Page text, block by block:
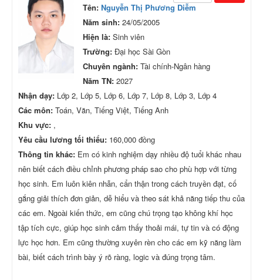
Tên: Nguyễn Thị Phương Diễm
Năm sinh: 24/05/2005
Hiện là: Sinh viên
Trường: Đại học Sài Gòn
Chuyên ngành: Tài chính-Ngân hàng
Năm TN: 2027
Nhận dạy: Lớp 2, Lớp 5, Lớp 6, Lớp 7, Lớp 8, Lớp 3, Lớp 4
Các môn: Toán, Văn, Tiếng Việt, Tiếng Anh
Khu vực: ,
Yêu cầu lương tối thiểu: 160,000 đồng
Thông tin khác: Em có kinh nghiệm dạy nhiều độ tuổi khác nhau
nên biết cách điều chỉnh phương pháp sao cho phù hợp với từng
học sinh. Em luôn kiên nhẫn, cẩn thận trong cách truyền đạt, cố
gắng giải thích đơn giản, dễ hiểu và theo sát khả năng tiếp thu của
các em. Ngoài kiến thức, em cũng chú trọng tạo không khí học
tập tích cực, giúp học sinh cảm thấy thoải mái, tự tin và có động
lực học hơn. Em cũng thường xuyên rèn cho các em kỹ năng làm
bài, biết cách trình bày ý rõ ràng, logic và đúng trọng tâm.